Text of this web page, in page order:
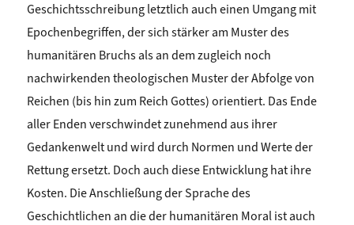
Geschichtsschreibung letztlich auch einen Umgang mit
Epochenbegriffen, der sich stärker am Muster des
humanitären Bruchs als an dem zugleich noch
nachwirkenden theologischen Muster der Abfolge von
Reichen (bis hin zum Reich Gottes) orientiert. Das Ende
aller Enden verschwindet zunehmend aus ihrer
Gedankenwelt und wird durch Normen und Werte der
Rettung ersetzt. Doch auch diese Entwicklung hat ihre
Kosten. Die Anschließung der Sprache des
Geschichtlichen an die der humanitären Moral ist auch